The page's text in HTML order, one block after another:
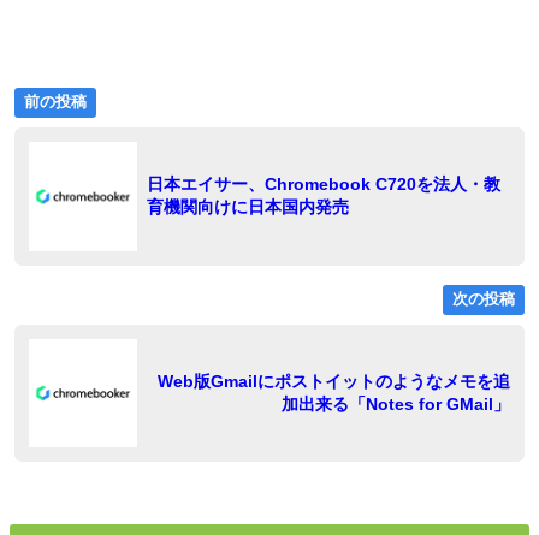
投
ナ
前の投稿
の
日本エイサー、Chromebook C720を法人・教
育機関向けに日本国内発売
次の投稿
Web版Gmailにポストイットのようなメモを追
加出来る「Notes for GMail」